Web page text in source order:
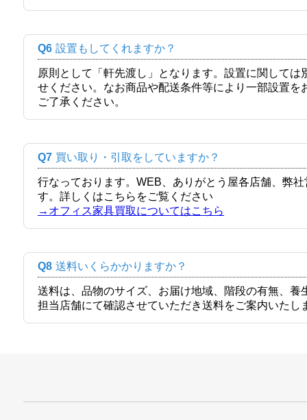
Q6 設置もしてくれますか？
原則として「軒先渡し」となります。設置に関して
せください。なお商品や配送条件等により一部設置
ご了承ください。
Q7 買い取り・引取をしていますか？
行なっております。WEB、ありがとう屋各店舗、弊
す。詳しくはこちらをご覧ください
→オフィス家具買取についてはこちら
Q8 送料いくらかかりますか？
送料は、品物のサイズ、お届け地域、階段の有無、
担当店舗にて確認させていただき送料をご案内いたし